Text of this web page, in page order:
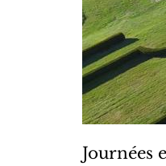
Journées